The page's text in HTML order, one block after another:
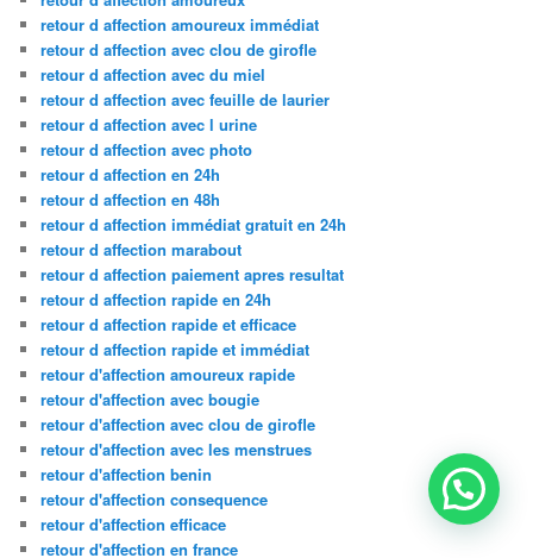
retour d affection amoureux immédiat
retour d affection avec clou de girofle
retour d affection avec du miel
retour d affection avec feuille de laurier
retour d affection avec l urine
retour d affection avec photo
retour d affection en 24h
retour d affection en 48h
retour d affection immédiat gratuit en 24h
retour d affection marabout
retour d affection paiement apres resultat
retour d affection rapide en 24h
retour d affection rapide et efficace
retour d affection rapide et immédiat
retour d'affection amoureux rapide
retour d'affection avec bougie
retour d'affection avec clou de girofle
retour d'affection avec les menstrues
retour d'affection benin
retour d'affection consequence
retour d'affection efficace
retour d'affection en france